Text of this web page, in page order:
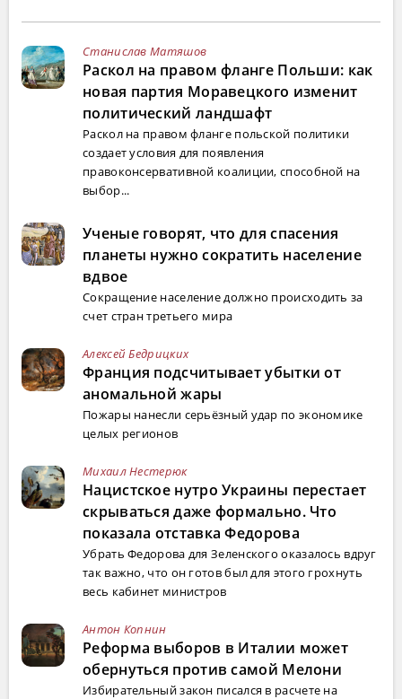
Станислав Матяшов
Раскол на правом фланге Польши: как
новая партия Моравецкого изменит
политический ландшафт
Раскол на правом фланге польской политики
создает условия для появления
правоконсервативной коалиции, способной на
выбор...
Ученые говорят, что для спасения
планеты нужно сократить население
вдвое
Сокращение население должно происходить за
счет стран третьего мира
Алексей Бедрицких
Франция подсчитывает убытки от
аномальной жары
Пожары нанесли серьёзный удар по экономике
целых регионов
Михаил Нестерюк
Нацистское нутро Украины перестает
скрываться даже формально. Что
показала отставка Федорова
Убрать Федорова для Зеленского оказалось вдруг
так важно, что он готов был для этого грохнуть
весь кабинет министров
Антон Копнин
Реформа выборов в Италии может
обернуться против самой Мелони
Избирательный закон писался в расчете на